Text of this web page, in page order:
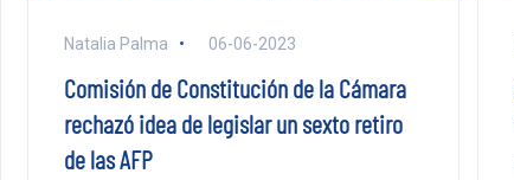
Natalia Palma 06-06-2023
Comisión de Constitución de la Cámara
rechazó idea de legislar un sexto retiro
de las AFP